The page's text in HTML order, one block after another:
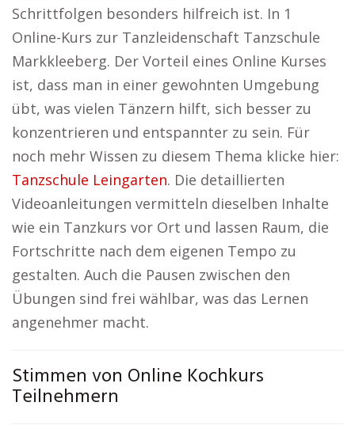
Schrittfolgen besonders hilfreich ist. In 1
Online-Kurs zur Tanzleidenschaft Tanzschule
Markkleeberg. Der Vorteil eines Online Kurses
ist, dass man in einer gewohnten Umgebung
übt, was vielen Tänzern hilft, sich besser zu
konzentrieren und entspannter zu sein. Für
noch mehr Wissen zu diesem Thema klicke hier:
Tanzschule Leingarten. Die detaillierten
Videoanleitungen vermitteln dieselben Inhalte
wie ein Tanzkurs vor Ort und lassen Raum, die
Fortschritte nach dem eigenen Tempo zu
gestalten. Auch die Pausen zwischen den
Übungen sind frei wählbar, was das Lernen
angenehmer macht.
Stimmen von Online Kochkurs
Teilnehmern